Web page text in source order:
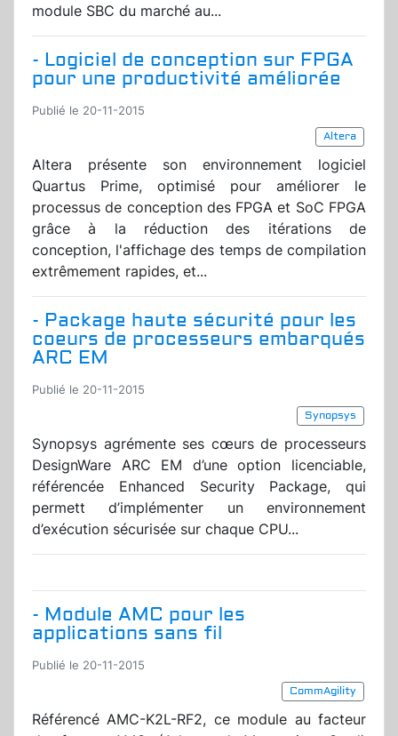
module SBC du marché au...
- Logiciel de conception sur FPGA
pour une productivité améliorée
Publié le 20-11-2015
Altera
Altera présente son environnement logiciel
Quartus Prime, optimisé pour améliorer le
processus de conception des FPGA et SoC FPGA
grâce à la réduction des itérations de
conception, l'affichage des temps de compilation
extrêmement rapides, et...
- Package haute sécurité pour les
coeurs de processeurs embarqués
ARC EM
Publié le 20-11-2015
Synopsys
Synopsys agrémente ses cœurs de processeurs
DesignWare ARC EM d’une option licenciable,
référencée Enhanced Security Package, qui
permett d’implémenter un environnement
d’exécution sécurisée sur chaque CPU...
- Module AMC pour les
applications sans fil
Publié le 20-11-2015
CommAgility
Référencé AMC-K2L-RF2, ce module au facteur